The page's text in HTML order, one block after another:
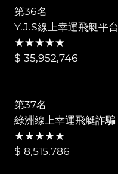
第36名
Y.J.S線上幸運飛艇平台
★★★★★
$ 35,952,746
第37名
綠洲線上幸運飛艇詐騙
★★★★★
$ 8,515,786